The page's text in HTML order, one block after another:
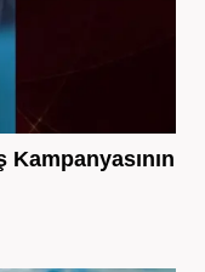
Kampanyasının